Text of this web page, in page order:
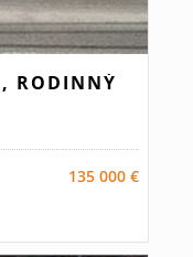
RODINNÝ
135 000 €